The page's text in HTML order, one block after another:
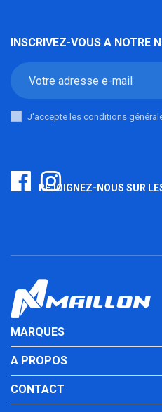
INSCRIVEZ-VOUS A NOTRE
J'accepte les conditions
REJOIGNEZ-NOUS SUR
MARQUES
A PROPOS
CONTACT